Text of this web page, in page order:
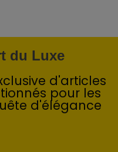
du Luxe
d'articles
pour les
d'élégance